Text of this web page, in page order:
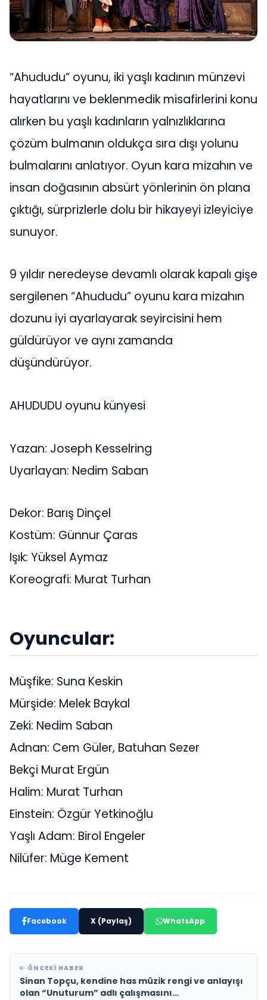
“Ahududu” oyunu, iki yaşlı kadının münzevi
hayatlarını ve beklenmedik misafirlerini konu
alırken bu yaşlı kadınların yalnızlıklarına
çözüm bulmanın oldukça sıra dışı yolunu
bulmalarını anlatıyor. Oyun kara mizahın ve
insan doğasının absürt yönlerinin ön plana
çıktığı, sürprizlerle dolu bir hikayeyi izleyiciye
sunuyor.
9 yıldır neredeyse devamlı olarak kapalı gişe
sergilenen “Ahududu” oyunu kara mizahın
dozunu iyi ayarlayarak seyircisini hem
güldürüyor ve aynı zamanda
düşündürüyor.
AHUDUDU oyunu künyesi
Yazan: Joseph Kesselring
Uyarlayan: Nedim Saban
Dekor: Barış Dinçel
Kostüm: Günnur Çaras
Işık: Yüksel Aymaz
Koreografi: Murat Turhan
Oyuncular:
Müşfike: Suna Keskin
Mürşide: Melek Baykal
Zeki: Nedim Saban
Adnan: Cem Güler, Batuhan Sezer
Bekçi Murat Ergün
Halim: Murat Turhan
Einstein: Özgür Yetkinoğlu
Yaşlı Adam: Birol Engeler
Nilüfer: Müge Kement
Facebook X (Paylaş) WhatsApp
ÖNCEKI HABER
Sinan Topçu, kendine has müzik rengi ve anlayışı
olan “Unuturum” adlı çalışmasını